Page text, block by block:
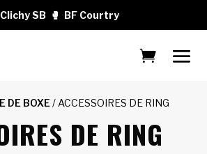
SB 🥊 BF Courtry
DE BOXE / ACCESSOIRES DE RING
DE RING